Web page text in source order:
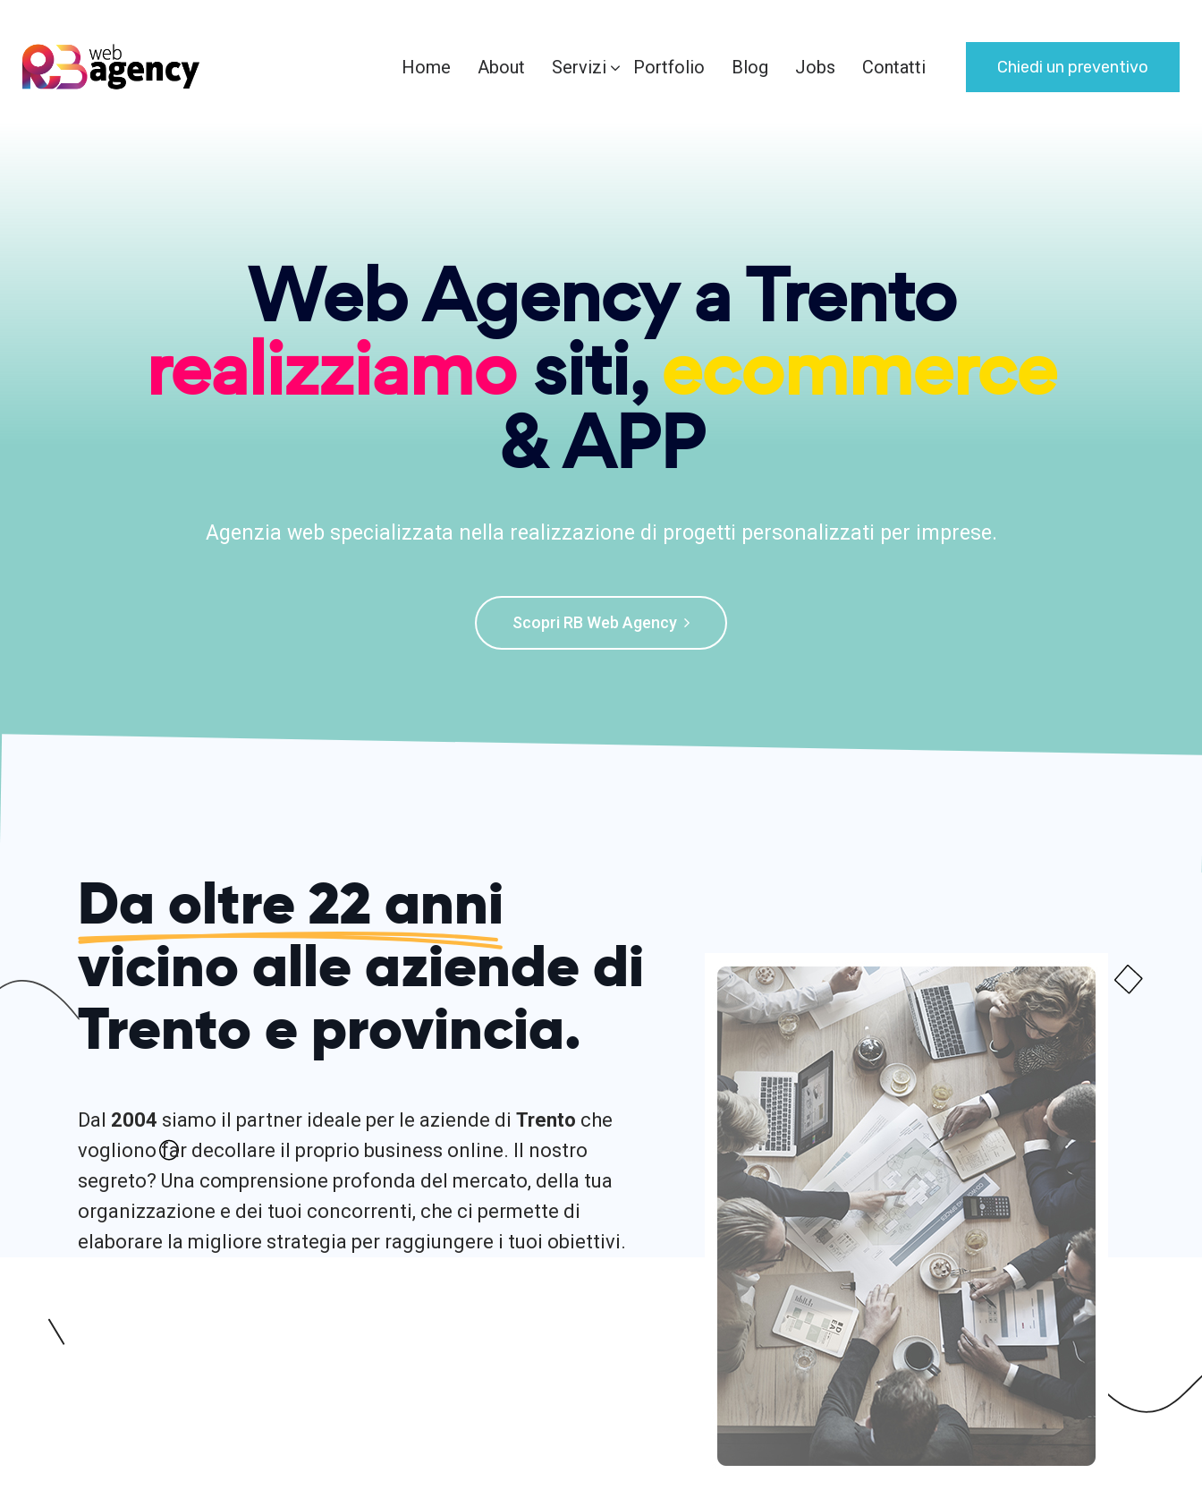
Home About Servizi Portfolio Blog Jobs Contatti Chiedi un preventivo
Web Agency a Trento
realizziamositi,ecommerce
& APP
Agenzia web specializzata nella realizzazione di progetti personalizzati per imprese.
Scopri RB Web Agency
Da oltre 22 anni
vicino alle aziende di
Trento e provincia.
Dal 2004 siamo il partner ideale per le aziende di Trento che
vogliono far decollare il proprio business online. Il nostro
segreto? Una comprensione profonda del mercato, della tua
organizzazione e dei tuoi concorrenti, che ci permette di
elaborare la migliore strategia per raggiungere i tuoi obiettivi.